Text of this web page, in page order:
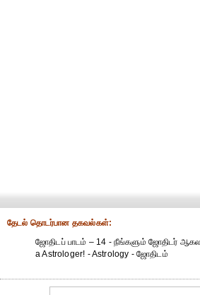
தேட‌ல் தொட‌ர்பான தகவ‌ல்க‌ள்:
ஜோதிடப் பாடம் – 14 - நீங்களும் ஜோதிடர்
a Astrologer! - Astrology - ஜோதிடம்